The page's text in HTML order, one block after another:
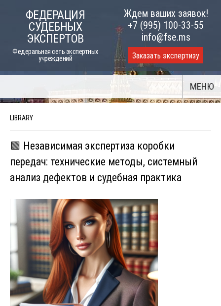
ФЕДЕРАЦИЯ
СУДЕБНЫХ
ЭКСПЕРТОВ
Федеральная сеть экспертных
учреждений
Ждем ваших заявок!
+7 (995) 100-33-55
info@fse.ms
Заказать экспертизу
МЕНЮ
LIBRARY
🟩 Независимая экспертиза коробки
передач: технические методы, системный
анализ дефектов и судебная практика